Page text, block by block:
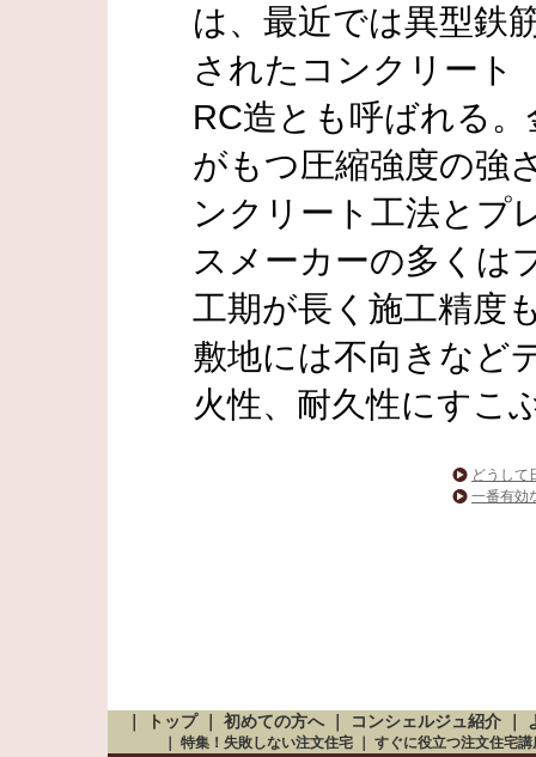
は、最近では異型鉄
されたコンクリート
RC造とも呼ばれる
がもつ圧縮強度の強
ンクリート工法とプ
スメーカーの多くは
工期が長く施工精度
敷地には不向きなど
火性、耐久性にすこ
どうして
一番有効
トップ｜ 初めての方へ コンシェルジュ紹介
特集！失敗しない注文住宅 すぐに役立つ注文住宅講